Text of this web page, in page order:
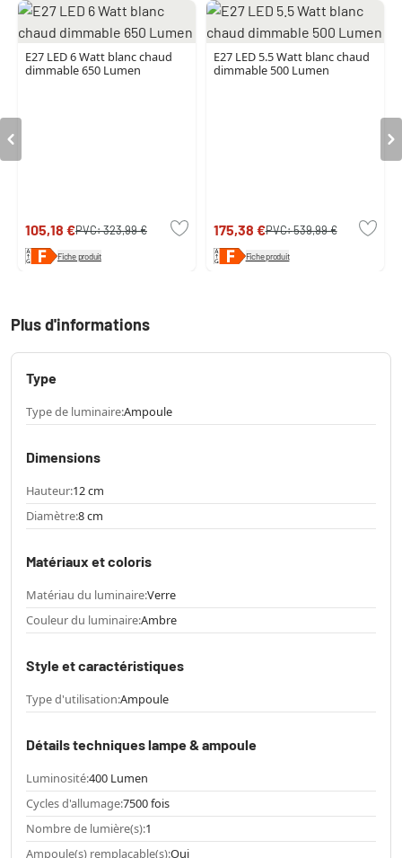
E27 LED 6 Watt blanc chaud
dimmable 650 Lumen
105,18 €PVC:323,99 €
Fiche produit
E27 LED 5.5 Watt blanc chaud
dimmable 500 Lumen
175,38 €PVC:539,99 €
Fiche produit
Plus d'informations
Type
Type de luminaire:Ampoule
Dimensions
Hauteur:12 cm
Diamètre:8 cm
Matériaux et coloris
Matériau du luminaire:Verre
Couleur du luminaire:Ambre
Style et caractéristiques
Type d'utilisation:Ampoule
Détails techniques lampe & ampoule
Luminosité:400 Lumen
Cycles d'allumage:7500 fois
Nombre de lumière(s):1
Ampoule(s) remplaçable(s):Oui